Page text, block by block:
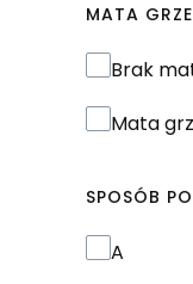
MATA
Mata
Brak
Mata
SPOSÓB
Sposób
A